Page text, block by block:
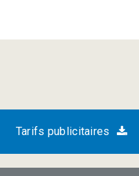
Tarifs publicitaires